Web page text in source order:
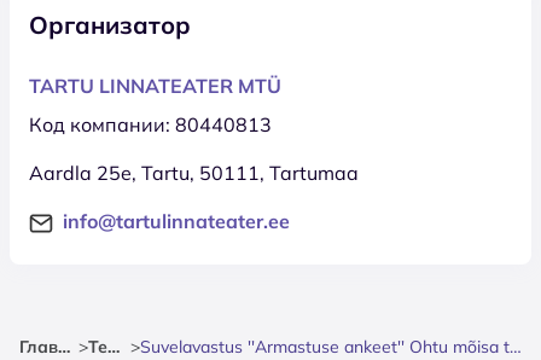
Организатор
TARTU LINNATEATER MTÜ
Код компании: 80440813
Aardla 25e, Tartu, 50111, Tartumaa
info@tartulinnateater.ee
Главная > Театр > Suvelavastus ''Armastuse ankeet'' Ohtu mõisa teatritallis